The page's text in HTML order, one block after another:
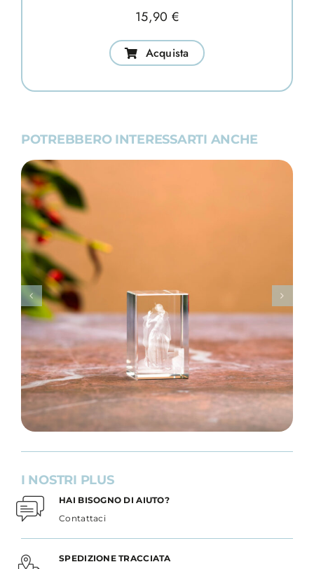
POTREBBERO INTERESSARTI ANCHE
I NOSTRI PLUS
HAI BISOGNO DI AIUTO?
Contattaci
SPEDIZIONE TRACCIATA
15,90 €
Acquista